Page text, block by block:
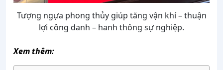
Tượng ngựa phong thủy giúp tăng vận khí – thuận
lợi công danh – hanh thông sự nghiệp.
Xem thêm: